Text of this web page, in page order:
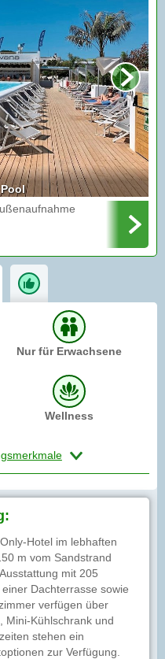
Nur für Erwachsene
Wellness
Hotel im lebhaften
m vom Sandstrand
mit 205
Dachterrasse sowie
verfügen über
Mini-Kühlschrank und
stehen ein
zur Verfügung.